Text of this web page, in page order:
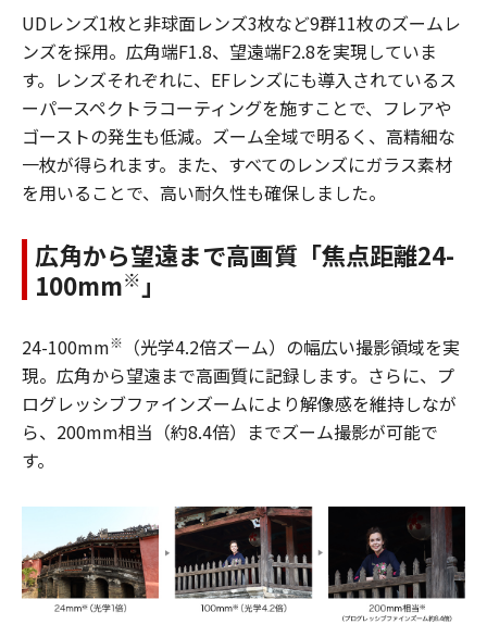
UDレンズ1枚と非球面レンズ3枚など9群11枚のズームレ
ンズを採用。広角端F1.8、望遠端F2.8を実現していま
す。レンズそれぞれに、EFレンズにも導入されているス
ーパースペクトラコーティングを施すことで、フレアや
ゴーストの発生も低減。ズーム全域で明るく、高精細な
一枚が得られます。また、すべてのレンズにガラス素材
を用いることで、高い耐久性も確保しました。
広角から望遠まで高画質「焦点距離24-
100mm※ 」
24-100mm※
（光学4.2倍ズーム）の幅広い撮影領域を実
現。広角から望遠まで高画質に記録します。さらに、プ
ログレッシブファインズームにより解像感を維持しなが
ら、200mm相当（約8.4倍）までズーム撮影が可能で
す。